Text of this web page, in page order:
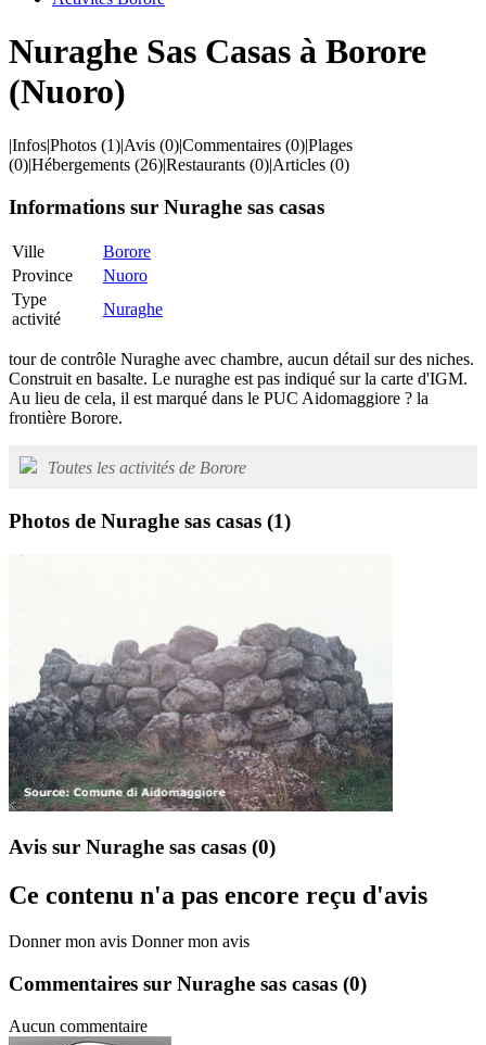
Nuraghe Sas Casas à Borore
(Nuoro)
|Infos|Photos (1)|Avis (0)|Commentaires (0)|Plages
(0)|Hébergements (26)|Restaurants (0)|Articles (0)
Informations sur Nuraghe sas casas
Ville
Borore
Province
Nuoro
Type
activité
Nuraghe
tour de contrôle Nuraghe avec chambre, aucun détail sur des niches.
Construit en basalte. Le nuraghe est pas indiqué sur la carte d'IGM.
Au lieu de cela, il est marqué dans le PUC Aidomaggiore ? la
frontière Borore.
Toutes les activités de Borore
Photos de Nuraghe sas casas (1)
Avis sur Nuraghe sas casas (0)
Ce contenu n'a pas encore reçu d'avis
Donner mon avis Donner mon avis
Commentaires sur Nuraghe sas casas (0)
Aucun commentaire